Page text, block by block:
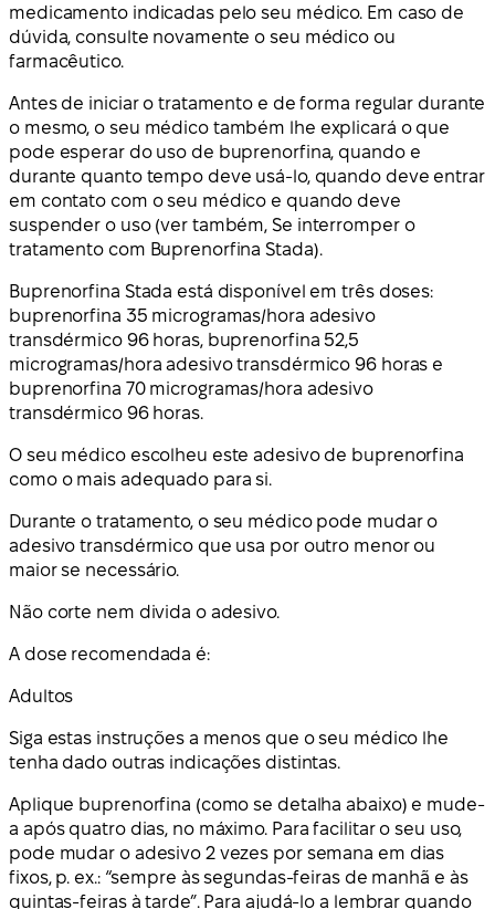
medicamento indicadas pelo seu médico. Em caso de
dúvida, consulte novamente o seu médico ou
farmacêutico.
Antes de iniciar o tratamento e de forma regular durante
o mesmo, o seu médico também lhe explicará o que
pode esperar do uso de buprenorfina, quando e
durante quanto tempo deve usá-lo, quando deve entrar
em contato com o seu médico e quando deve
suspender o uso (ver também, Se interromper o
tratamento com Buprenorfina Stada).
Buprenorfina Stada está disponível em três doses:
buprenorfina 35 microgramas/hora adesivo
transdérmico 96 horas, buprenorfina 52,5
microgramas/hora adesivo transdérmico 96 horas e
buprenorfina 70 microgramas/hora adesivo
transdérmico 96 horas.
O seu médico escolheu este adesivo de buprenorfina
como o mais adequado para si.
Durante o tratamento, o seu médico pode mudar o
adesivo transdérmico que usa por outro menor ou
maior se necessário.
Não corte nem divida o adesivo.
A dose recomendada é:
Adultos
Siga estas instruções a menos que o seu médico lhe
tenha dado outras indicações distintas.
Aplique buprenorfina (como se detalha abaixo) e mude-
a após quatro dias, no máximo. Para facilitar o seu uso,
pode mudar o adesivo 2 vezes por semana em dias
fixos, p. ex.: “sempre às segundas-feiras de manhã e às
quintas-feiras à tarde”. Para ajudá-lo a lembrar quando